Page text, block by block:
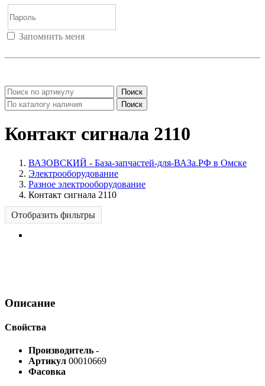
Запомнить меня
Поиск
Поиск
Контакт сигнала 2110
ВАЗОВСКИЙ - База-запчастей-для-ВАЗа.РФ в Омске
Электрооборудование
Разное электрооборудование
Контакт сигнала 2110
Отобразить фильтры
Описание
Свойства
Производитель -
Артикул 00010669
Фасовка